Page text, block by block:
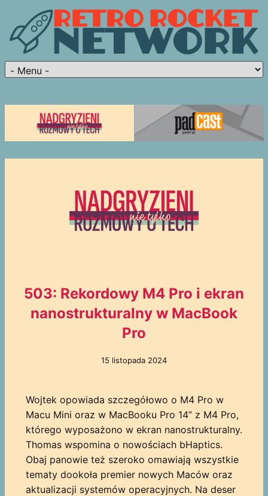
503: Rekordowy M4 Pro i ekran
nanostrukturalny w MacBook
Pro
15 listopada 2024
Wojtek opowiada szczegółowo o M4 Pro w
Macu Mini oraz w MacBooku Pro 14” z M4 Pro,
którego wyposażono w ekran nanostrukturalny.
Thomas wspomina o nowościach bHaptics.
Obaj panowie też szeroko omawiają wszystkie
tematy dookoła premier nowych Maców oraz
aktualizacji systemów operacyjnych. Na deser